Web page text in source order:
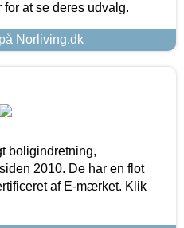
at se deres udvalg.
Norliving.dk
boligindretning,
2010. De har en flot
af E-mærket. Klik